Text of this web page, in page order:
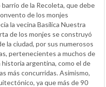
de la Recoleta, que debe
de los monjes
la vecina Basílica Nuestra
de los monjes se construyó
la ciudad, por sus numerosos
pertenecientes a muchos de
argentina, como el de
más concurridas. Asimismo,
ya que más de 90